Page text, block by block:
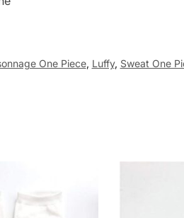
One Piece, Luffy, Sweat One